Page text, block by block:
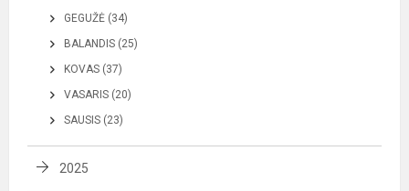
GEGUŽĖ (34)
BALANDIS (25)
KOVAS (37)
VASARIS (20)
SAUSIS (23)
2025